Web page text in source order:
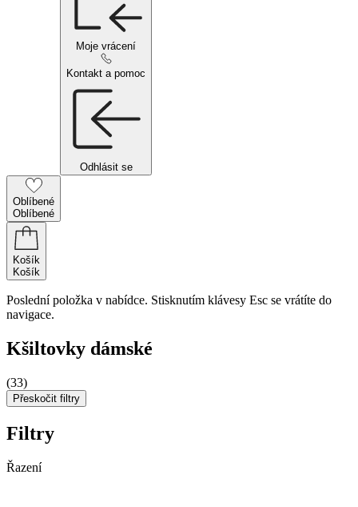
Moje vrácení
Kontakt a pomoc
Odhlásit se
Oblíbené
Oblíbené
Košík
Košík
Poslední položka v nabídce. Stisknutím klávesy Esc se vrátíte do
navigace.
Kšiltovky dámské
(33)
Přeskočit filtry
Filtry
Řazení